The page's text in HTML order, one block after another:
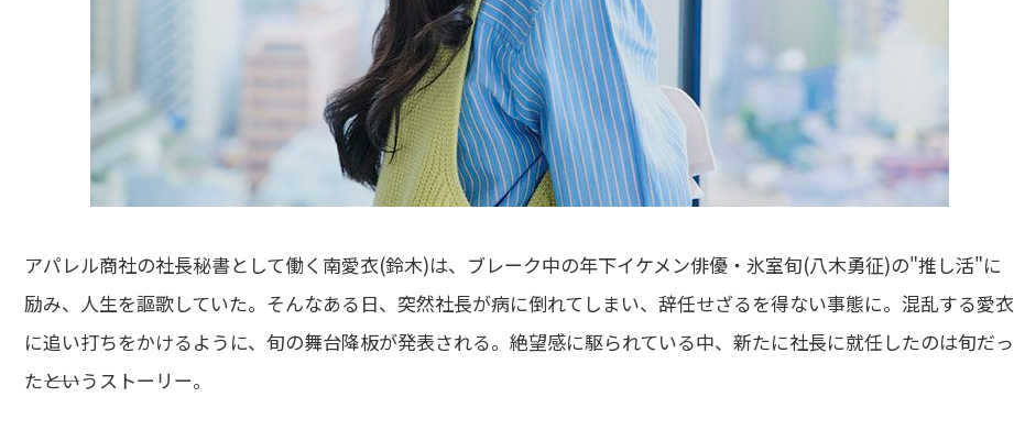
アパレル商社の社長秘書として働く南愛衣(鈴木)は、ブレーク中の年下イケメン俳優・氷室旬(八木勇征)の"推し活"に
励み、人生を謳歌していた。そんなある日、突然社長が病に倒れてしまい、辞任せざるを得ない事態に。混乱する愛衣
に追い打ちをかけるように、旬の舞台降板が発表される。絶望感に駆られている中、新たに社長に就任したのは旬だっ
た――というストーリー。